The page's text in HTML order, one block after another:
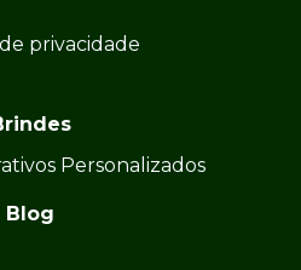
privacidade
Personalizados
Blog